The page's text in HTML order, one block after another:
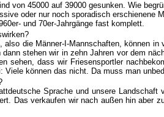
von 45000 auf 39000 gesunken. Wie
oder nur noch sporadisch erschienene
und 70er-Jahrgänge fast komplett.
also die Männer-I-Mannschaften, können
stehen wir in zehn Jahren vor dem
sehen, dass wir Friesensportler
können das nicht. Da muss man
Sprache und unsere
Das verkaufen wir nach außen hin